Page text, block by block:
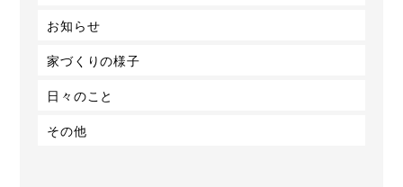
お知らせ
家づくりの様子
日々のこと
その他